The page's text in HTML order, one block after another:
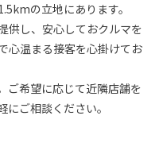
の立地にあります。
供し、安心しておクルマを
心温まる接客を心掛けてお
ご希望に応じて近隣店舗を
ご相談ください。